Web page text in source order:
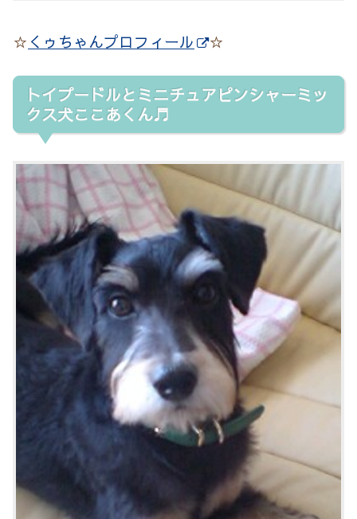
☆ くゥちゃんプロフィール ☆
トイプードルとミニチュアピンシャーミッ
クス犬ここあくん♬